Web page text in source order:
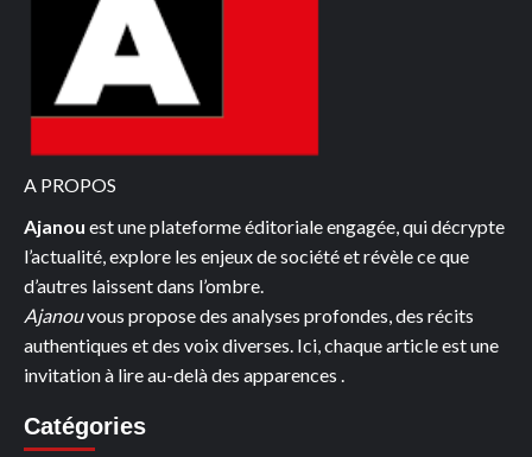
A PROPOS
Ajanou est une plateforme éditoriale engagée, qui décrypte
l’actualité, explore les enjeux de société et révèle ce que
d’autres laissent dans l’ombre.
Ajanouvous propose des analyses profondes, des récits
authentiques et des voix diverses. Ici, chaque article est une
invitation à lire au-delà des apparences .
Catégories